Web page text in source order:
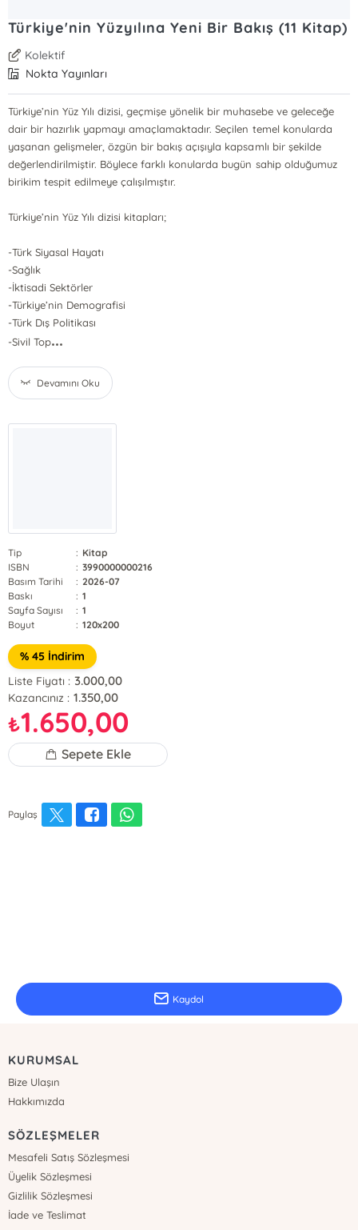
Türkiye'nin Yüzyılına Yeni Bir Bakış (11 Kitap)
Kolektif
Nokta Yayınları
Türkiye’nin Yüz Yılı dizisi, geçmişe yönelik bir muhasebe ve geleceğe
dair bir hazırlık yapmayı amaçlamaktadır. Seçilen temel konularda
yaşanan gelişmeler, özgün bir bakış açışıyla kapsamlı bir şekilde
değerlendirilmiştir. Böylece farklı konularda bugün sahip olduğumuz
birikim tespit edilmeye çalışılmıştır.
Türkiye’nin Yüz Yılı dizisi kitapları;
-Türk Siyasal Hayatı
-Sağlık
-İktisadi Sektörler
-Türkiye’nin Demografisi
-Türk Dış Politikası
-Sivil Top...
Devamını Oku
Tip : Kitap
ISBN
: 3990000000216
Basım Tarihi
: 2026-07
Baskı
: 1
Sayfa Sayısı
: 1
Boyut
: 120x200
% 45 İndirim
Liste Fiyatı : 3.000,00
Kazancınız : 1.350,00
₺1.650,00
Sepete Ekle
Paylaş
Kaydol
KURUMSAL
Bize Ulaşın
Hakkımızda
SÖZLEŞMELER
Mesafeli Satış Sözleşmesi
Üyelik Sözleşmesi
Gizlilik Sözleşmesi
İade ve Teslimat